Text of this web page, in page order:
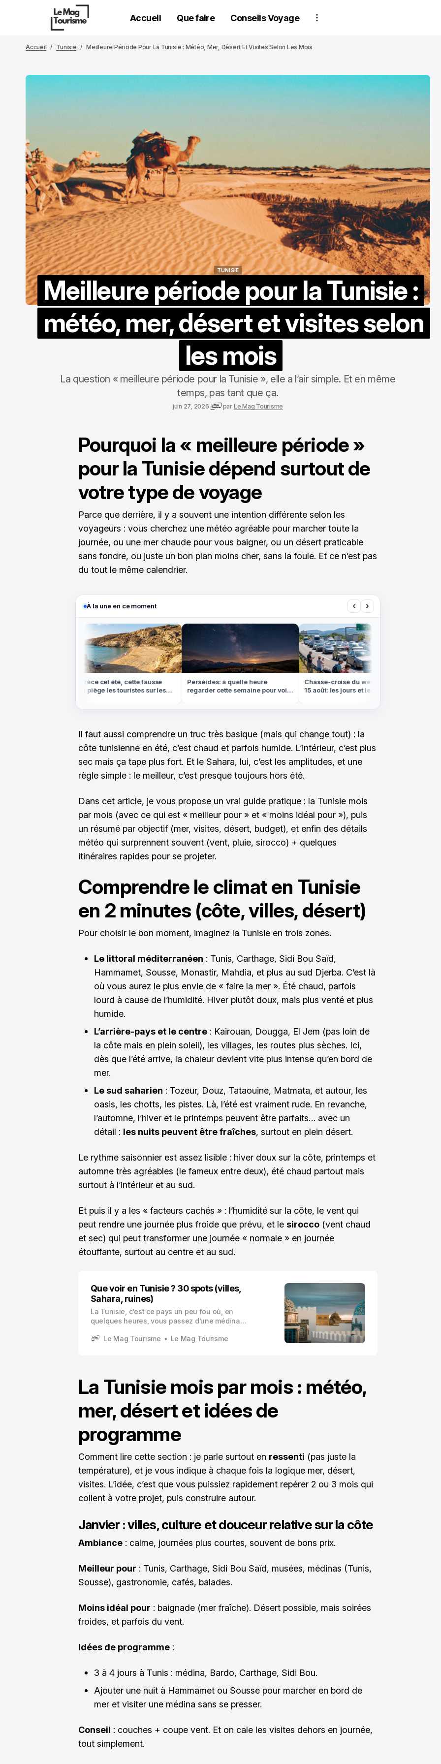
Accueil Que faire Conseils Voyage
Accueil Tunisie Meilleure Période Pour La Tunisie : Météo, Mer, Désert Et Visites Selon Les Mois
TUNISIE
Meilleure période pour la Tunisie :
météo, mer, désert et visites selon
les mois
La question « meilleure période pour la Tunisie », elle a l’air simple. Et en même
temps, pas tant que ça.
juin 27, 2026 par Le Mag Tourisme
Pourquoi la « meilleure période »
pour la Tunisie dépend surtout de
votre type de voyage
Parce que derrière, il y a souvent une intention différente selon les
voyageurs : vous cherchez une météo agréable pour marcher toute la
journée, ou une mer chaude pour vous baigner, ou un désert praticable
sans fondre, ou juste un bon plan moins cher, sans la foule. Et ce n’est pas
du tout le même calendrier.
À la une en ce moment ‹ ›
En Grèce cet été, cette fausse
appli piège les touristes sur les
Perséides: à quelle heure
regarder cette semaine pour voir
Chassé-croisé du week-end du
15 août: les jours et les axes à
Il faut aussi comprendre un truc très basique (mais qui change tout) : la
côte tunisienne en été, c’est chaud et parfois humide. L’intérieur, c’est plus
sec mais ça tape plus fort. Et le Sahara, lui, c’est les amplitudes, et une
règle simple : le meilleur, c’est presque toujours hors été.
Dans cet article, je vous propose un vrai guide pratique : la Tunisie mois
par mois (avec ce qui est « meilleur pour » et « moins idéal pour »), puis
un résumé par objectif (mer, visites, désert, budget), et enfin des détails
météo qui surprennent souvent (vent, pluie, sirocco) + quelques
itinéraires rapides pour se projeter.
Comprendre le climat en Tunisie
en 2 minutes (côte, villes, désert)
Pour choisir le bon moment, imaginez la Tunisie en trois zones.
Le littoral méditerranéen : Tunis, Carthage, Sidi Bou Saïd,
Hammamet, Sousse, Monastir, Mahdia, et plus au sud Djerba. C’est là
où vous aurez le plus envie de « faire la mer ». Été chaud, parfois
lourd à cause de l’humidité. Hiver plutôt doux, mais plus venté et plus
humide.
L’arrière-pays et le centre : Kairouan, Dougga, El Jem (pas loin de
la côte mais en plein soleil), les villages, les routes plus sèches. Ici,
dès que l’été arrive, la chaleur devient vite plus intense qu’en bord de
mer.
Le sud saharien : Tozeur, Douz, Tataouine, Matmata, et autour, les
oasis, les chotts, les pistes. Là, l’été est vraiment rude. En revanche,
l’automne, l’hiver et le printemps peuvent être parfaits… avec un
détail : les nuits peuvent être fraîches, surtout en plein désert.
Le rythme saisonnier est assez lisible : hiver doux sur la côte, printemps et
automne très agréables (le fameux entre deux), été chaud partout mais
surtout à l’intérieur et au sud.
Et puis il y a les « facteurs cachés » : l’humidité sur la côte, le vent qui
peut rendre une journée plus froide que prévu, et le sirocco (vent chaud
et sec) qui peut transformer une journée « normale » en journée
étouffante, surtout au centre et au sud.
Que voir en Tunisie ? 30 spots (villes,
Sahara, ruines)
La Tunisie, c’est ce pays un peu fou où, en
quelques heures, vous passez d’une médina
semblent sorties d’un film. Et ce contraste là,
Le Mag Tourisme Le Mag Tourisme
La Tunisie mois par mois : météo,
mer, désert et idées de
programme
Comment lire cette section : je parle surtout en ressenti (pas juste la
température), et je vous indique à chaque fois la logique mer, désert,
visites. L’idée, c’est que vous puissiez rapidement repérer 2 ou 3 mois qui
collent à votre projet, puis construire autour.
Janvier : villes, culture et douceur relative sur la côte
Ambiance : calme, journées plus courtes, souvent de bons prix.
Meilleur pour : Tunis, Carthage, Sidi Bou Saïd, musées, médinas (Tunis,
Sousse), gastronomie, cafés, balades.
Moins idéal pour : baignade (mer fraîche). Désert possible, mais soirées
froides, et parfois du vent.
Idées de programme :
3 à 4 jours à Tunis : médina, Bardo, Carthage, Sidi Bou.
Ajouter une nuit à Hammamet ou Sousse pour marcher en bord de
mer et visiter une médina sans se presser.
Conseil : couches + coupe vent. Et on cale les visites dehors en journée,
tout simplement.
Estime ton bien :
Conseils d'experts
pour une évaluation
précise
oct. 31, 2025